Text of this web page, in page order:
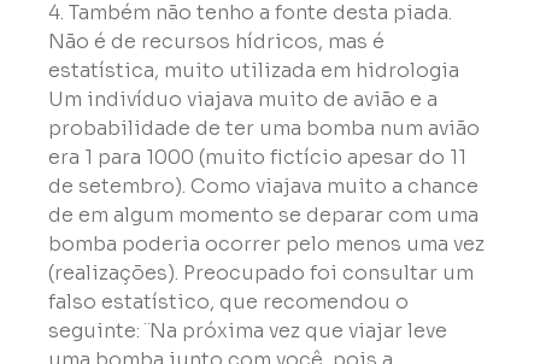
4. Também não tenho a fonte desta piada.
Não é de recursos hídricos, mas é
estatística, muito utilizada em hidrologia
Um indivíduo viajava muito de avião e a
probabilidade de ter uma bomba num avião
era 1 para 1000 (muito fictício apesar do 11
de setembro). Como viajava muito a chance
de em algum momento se deparar com uma
bomba poderia ocorrer pelo menos uma vez
(realizações). Preocupado foi consultar um
falso estatístico, que recomendou o
seguinte: ¨Na próxima vez que viajar leve